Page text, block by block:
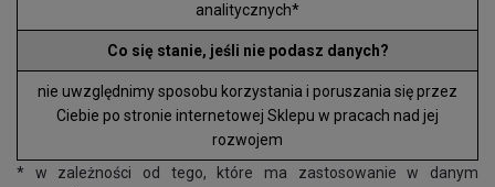
analitycznych*
Co się stanie, jeśli nie podasz danych?
nie uwzględnimy sposobu korzystania i poruszania się przez
Ciebie po stronie internetowej Sklepu w pracach nad jej
rozwojem
* w zależności od tego, które ma zastosowanie w danym